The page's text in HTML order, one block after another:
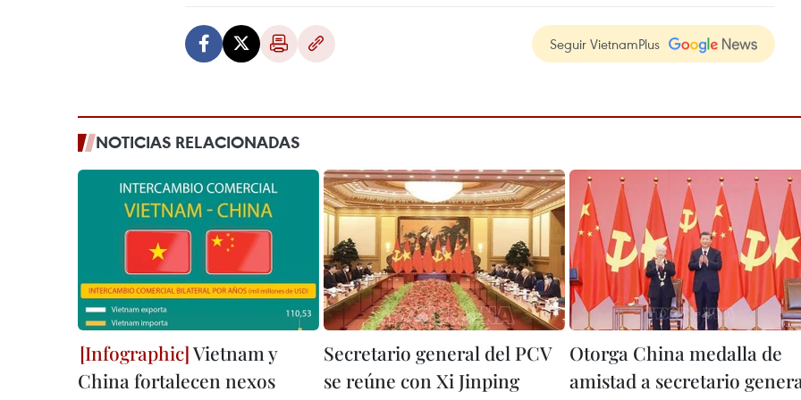
Seguir VietnamPlus
NOTICIAS RELACIONADAS
Vietnam y
China fortalecen nexos
Secretario general del PCV
se reúne con Xi Jinping
Otorga China medalla de
amistad a secretario